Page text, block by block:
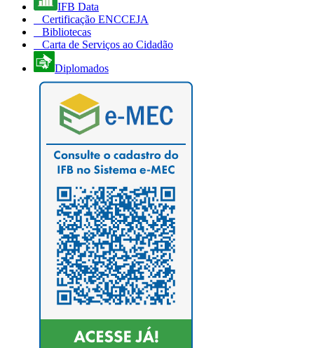
IFB Data
Certificação ENCCEJA
Bibliotecas
Carta de Serviços ao Cidadão
Diplomados